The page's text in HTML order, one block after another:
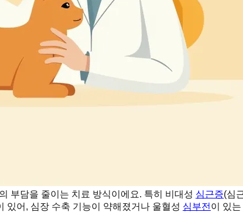
부담을 줄이는 치료 방식이에요. 특히 비대성 심근증(심
있어, 심장 수축 기능이 약해졌거나 울혈성 심부전 이 있